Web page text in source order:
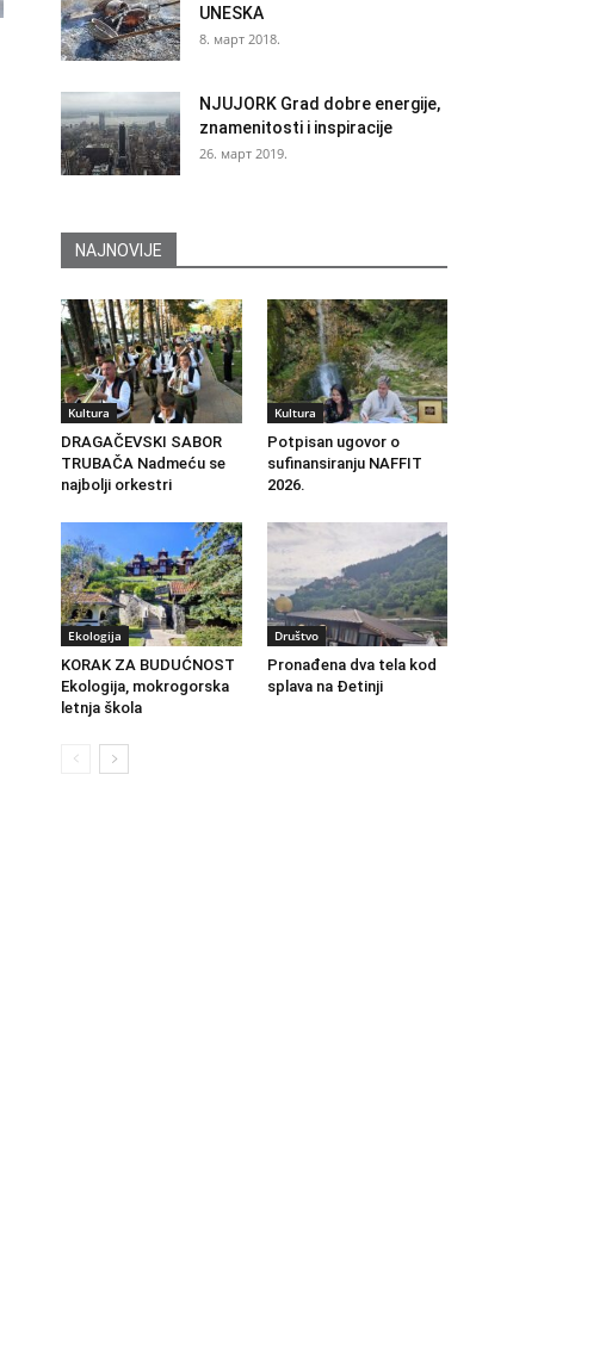
UNESKA
8. март 2018.
NJUJORK Grad dobre energije,
znamenitosti i inspiracije
26. март 2019.
NAJNOVIJE
Kultura
DRAGAČEVSKI SABOR
TRUBAČA Nadmeću se
najbolji orkestri
Kultura
Potpisan ugovor o
sufinansiranju NAFFIT
2026.
Ekologija
KORAK ZA BUDUĆNOST
Ekologija, mokrogorska
letnja škola
Društvo
Pronađena dva tela kod
splava na Đetinji